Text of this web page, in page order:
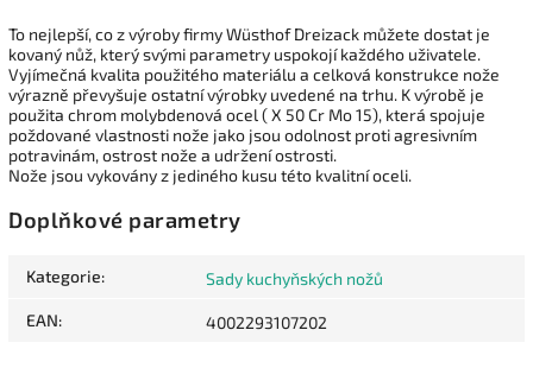
To nejlepší, co z výroby firmy Wüsthof Dreizack můžete dostat je
kovaný nůž, který svými parametry uspokojí každého uživatele.
Vyjímečná kvalita použitého materiálu a celková konstrukce nože
výrazně převyšuje ostatní výrobky uvedené na trhu. K výrobě je
použita chrom molybdenová ocel ( X 50 Cr Mo 15), která spojuje
poždované vlastnosti nože jako jsou odolnost proti agresivním
potravinám, ostrost nože a udržení ostrosti.
Nože jsou vykovány z jediného kusu této kvalitní oceli.
Doplňkové parametry
Kategorie: Sady kuchyňských nožů
EAN: 4002293107202